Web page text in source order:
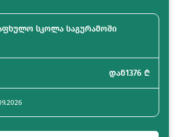
სკოლა საგურამოში
დან1376 ₾